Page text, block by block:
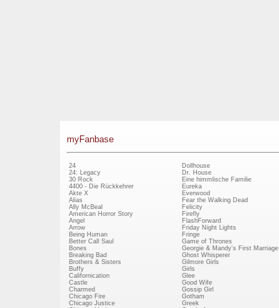
myFanbase
24
24: Legacy
30 Rock
4400 - Die Rückkehrer
Akte X
Alias
Ally McBeal
American Horror Story
Angel
Arrow
Being Human
Better Call Saul
Bones
Breaking Bad
Brothers & Sisters
Buffy
Californication
Castle
Charmed
Chicago Fire
Chicago Justice
Dollhouse
Dr. House
Eine himmlische Familie
Eureka
Everwood
Fear the Walking Dead
Felicity
Firefly
FlashForward
Friday Night Lights
Fringe
Game of Thrones
Georgie & Mandy's First Marriage
Ghost Whisperer
Gilmore Girls
Girls
Glee
Good Wife
Gossip Girl
Gotham
Greek